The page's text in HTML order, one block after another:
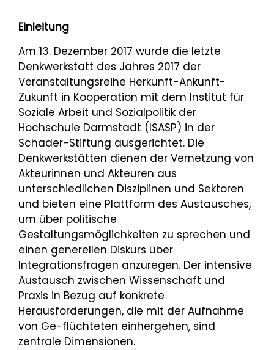
Einleitung
Am 13. Dezember 2017 wurde die letzte
Denkwerkstatt des Jahres 2017 der
Veranstaltungsreihe Herkunft-Ankunft-
Zukunft in Kooperation mit dem Institut für
Soziale Arbeit und Sozialpolitik der
Hochschule Darmstadt (ISASP) in der
Schader-Stiftung ausgerichtet. Die
Denkwerkstätten dienen der Vernetzung von
Akteurinnen und Akteuren aus
unterschiedlichen Disziplinen und Sektoren
und bieten eine Plattform des Austausches,
um über politische
Gestaltungsmöglichkeiten zu sprechen und
einen generellen Diskurs über
Integrationsfragen anzuregen. Der intensive
Austausch zwischen Wissenschaft und
Praxis in Bezug auf konkrete
Herausforderungen, die mit der Aufnahme
von Ge-flüchteten einhergehen, sind
zentrale Dimensionen.